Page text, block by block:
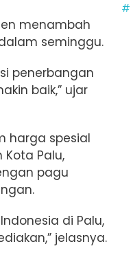
menambah
seminggu.
penerbangan
baik,” ujar
harga spesial
Palu,
pagu
di Palu,
jelasnya.